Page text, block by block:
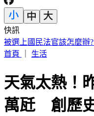
快訊
IU無預警召喚前男友 韓
首頁
生活
天氣太熱！
萬瓩 創歷